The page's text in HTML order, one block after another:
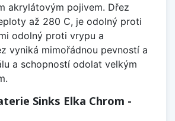
akrylátovým pojivem. Dřez
až 280 C, je odolný proti
odolný proti vrypu a
vyniká mimořádnou pevností a
a schopností odolat velkým
Sinks Elka Chrom -